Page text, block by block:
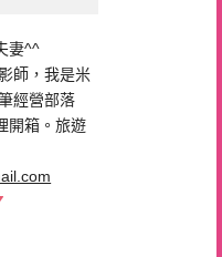
妻^^
師，我是米
經營部落
開箱。旅遊